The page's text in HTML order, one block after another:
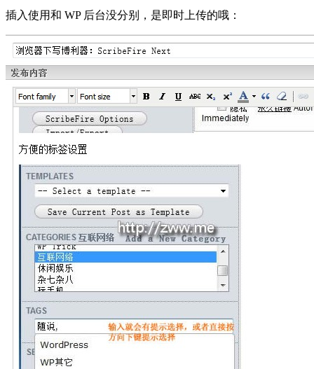
插入使用和 WP 后台没分别，是即时上传的哦：